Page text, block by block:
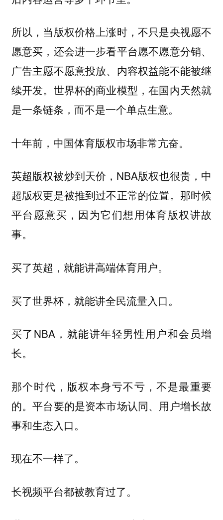
所以，当版权价格上涨时，不只是央视愿不
愿意买，还会进一步看平台愿不愿意分销、
广告主愿不愿意投放、内容权益能不能被继
续开发。世界杯的商业模型，在国内天然就
是一条链条，而不是一个单点生意。
十年前，中国体育版权市场非常亢奋。
英超版权被炒到天价，NBA版权也很贵，中
超版权更是被推到过不正常的位置。那时候
平台愿意买，因为它们想用体育版权讲故
事。
买了英超，就能讲高端体育用户。
买了世界杯，就能讲全民流量入口。
买了NBA，就能讲年轻男性用户和会员增
长。
那个时代，版权本身亏不亏，不是最重要
的。平台要的是资本市场认同、用户增长故
事和生态入口。
现在不一样了。
长视频平台都被教育过了。